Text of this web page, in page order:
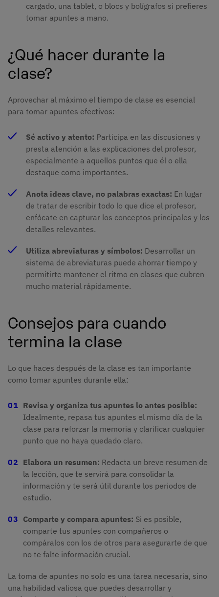
cargado, una tablet, o blocs y bolígrafos si prefieres
tomar apuntes a mano.
¿Qué hacer durante la
clase?
Aprovechar al máximo el tiempo de clase es esencial
para tomar apuntes efectivos:
Sé activo y atento: Participa en las discusiones y
presta atención a las explicaciones del profesor,
especialmente a aquellos puntos que él o ella
destaque como importantes.
Anota ideas clave, no palabras exactas: En lugar
de tratar de escribir todo lo que dice el profesor,
enfócate en capturar los conceptos principales y los
detalles relevantes.
Utiliza abreviaturas y símbolos: Desarrollar un
sistema de abreviaturas puede ahorrar tiempo y
permitirte mantener el ritmo en clases que cubren
mucho material rápidamente.
Consejos para cuando
termina la clase
Lo que haces después de la clase es tan importante
como tomar apuntes durante ella:
Revisa y organiza tus apuntes lo antes posible:
Idealmente, repasa tus apuntes el mismo día de la
clase para reforzar la memoria y clarificar cualquier
punto que no haya quedado claro.
Elabora un resumen: Redacta un breve resumen de
la lección, que te servirá para consolidar la
información y te será útil durante los periodos de
estudio.
Comparte y compara apuntes: Si es posible,
comparte tus apuntes con compañeros o
compáralos con los de otros para asegurarte de que
no te falte información crucial.
La toma de apuntes no solo es una tarea necesaria, sino
una habilidad valiosa que puedes desarrollar y